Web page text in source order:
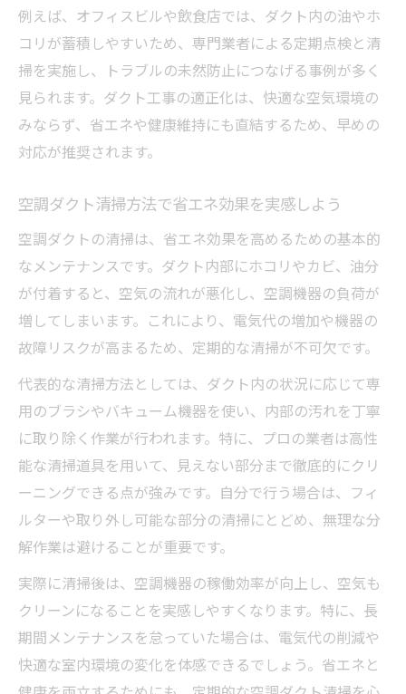
例えば、オフィスビルや飲食店では、ダクト内の油やホ
コリが蓄積しやすいため、専門業者による定期点検と清
掃を実施し、トラブルの未然防止につなげる事例が多く
見られます。ダクト工事の適正化は、快適な空気環境の
みならず、省エネや健康維持にも直結するため、早めの
対応が推奨されます。
空調ダクト清掃方法で省エネ効果を実感しよう
空調ダクトの清掃は、省エネ効果を高めるための基本的
なメンテナンスです。ダクト内部にホコリやカビ、油分
が付着すると、空気の流れが悪化し、空調機器の負荷が
増してしまいます。これにより、電気代の増加や機器の
故障リスクが高まるため、定期的な清掃が不可欠です。
代表的な清掃方法としては、ダクト内の状況に応じて専
用のブラシやバキューム機器を使い、内部の汚れを丁寧
に取り除く作業が行われます。特に、プロの業者は高性
能な清掃道具を用いて、見えない部分まで徹底的にクリ
ーニングできる点が強みです。自分で行う場合は、フィ
ルターや取り外し可能な部分の清掃にとどめ、無理な分
解作業は避けることが重要です。
実際に清掃後は、空調機器の稼働効率が向上し、空気も
クリーンになることを実感しやすくなります。特に、長
期間メンテナンスを怠っていた場合は、電気代の削減や
快適な室内環境の変化を体感できるでしょう。省エネと